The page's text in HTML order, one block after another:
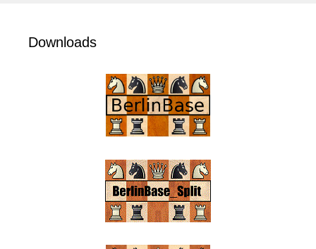
Downloads